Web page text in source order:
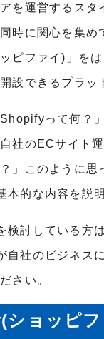
を運営するスタ
時に関心を集め
ピファイ)」を
設できるプラッ
って何？
社のECサイト
」このように思
的な内容を説明
検討している方
自社のビジネス
さい。
ョッピフ